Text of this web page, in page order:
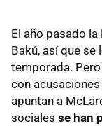
El año pasado
Bakú, así que
temporada.
con
apuntan a
sociales se han